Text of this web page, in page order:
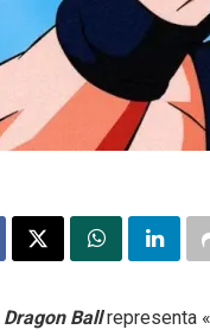
Dragon Ballrepresenta